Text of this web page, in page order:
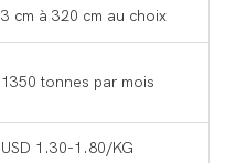
3 cm à 320 cm au choix
1350 tonnes par mois
USD 1.30-1.80/KG